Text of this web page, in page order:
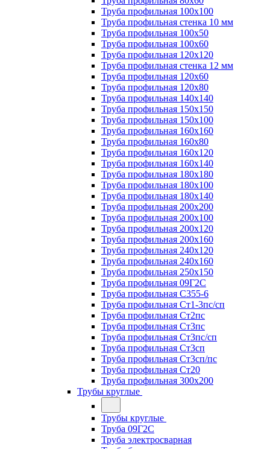
Труба профильная 100х100
Труба профильная стенка 10 мм
Труба профильная 100х50
Труба профильная 100х60
Труба профильная 120х120
Труба профильная стенка 12 мм
Труба профильная 120х60
Труба профильная 120х80
Труба профильная 140х140
Труба профильная 150х150
Труба профильная 150х100
Труба профильная 160х160
Труба профильная 160х80
Труба профильная 160х120
Труба профильная 160х140
Труба профильная 180х180
Труба профильная 180х100
Труба профильная 180х140
Труба профильная 200х200
Труба профильная 200х100
Труба профильная 200х120
Труба профильная 200х160
Труба профильная 240х120
Труба профильная 240х160
Труба профильная 250х150
Труба профильная 09Г2С
Труба профильная С355-6
Труба профильная Ст1-3пс/сп
Труба профильная Ст2пс
Труба профильная Ст3пс
Труба профильная Ст3пс/сп
Труба профильная Ст3сп
Труба профильная Ст3сп/пс
Труба профильная Ст20
Труба профильная 300х200
Трубы круглые
Трубы круглые
Труба 09Г2С
Труба электросварная